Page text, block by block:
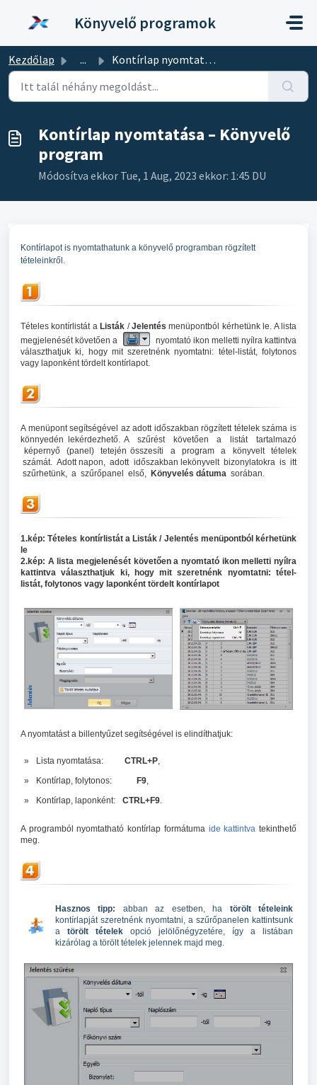
Könyvelő programok
Kezdőlap ... Kontírlap nyomtatása – Könyvelő program
Kontírlap nyomtatása – Könyvelő
program
Módosítva ekkor Tue, 1 Aug, 2023 ekkor: 1:45 DU
Kontírlapot is nyomtathatunk a könyvelő programban rögzített
tételeinkről.
Tételes kontírlistát aListák /Jelentés menüpontból kérhetünk le. A lista
megjelenését követően a
nyomtató ikon melletti nyílra kattintva
választhatjuk ki, hogy mit szeretnénk nyomtatni: tétel-listát, folytonos
vagy laponként tördelt kontírlapot.
A menüpont segítségével az adott időszakban rögzített tételek száma is
könnyedén lekérdezhető. A szűrést követően a listát tartalmazó
képernyő (panel) tetején összesíti a program a könyvelt tételek
számát. Adott napon, adott időszakban lekönyvelt bizonylatokra is itt
szűrhetünk, a szűrőpanel első, Könyvelés dátuma sorában.
1.kép: Tételes kontírlistát a Listák / Jelentés menüpontból kérhetünk
le
2.kép: A lista megjelenését követően a nyomtató ikon melletti nyílra
kattintva választhatjuk ki, hogy mit szeretnénk nyomtatni: tétel-
listát, folytonos vagy laponként tördelt kontírlapot
A nyomtatást a billentyűzet segítségével is elindíthatjuk:
» Lista nyomtatása: CTRL+P,
»
Kontírlap, folytonos: F9,
»
Kontírlap, laponként: CTRL+F9.
A programból nyomtatható kontírlap formátuma ide kattintva tekinthető
meg.
Hasznos tipp: abban az esetben, ha törölt tételeink
kontírlapját szeretnénk nyomtatni, a szűrőpanelen kattintsunk
a törölt tételek opció jelölőnégyzetére, így a listában
kizárólag a törölt tételek jelennek majd meg.